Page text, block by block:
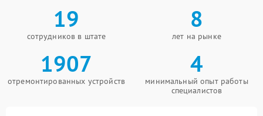
19
сотрудников в штате
8
лет на рынке
1907
отремонтированных устройств
4
минимальный опыт работы
специалистов